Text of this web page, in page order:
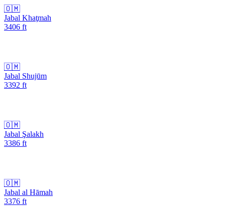
🇴🇲
Jabal Khaţmah
3406 ft
🇴🇲
Jabal Shujūm
3392 ft
🇴🇲
Jabal Şalakh
3386 ft
🇴🇲
Jabal al Hāmah
3376 ft